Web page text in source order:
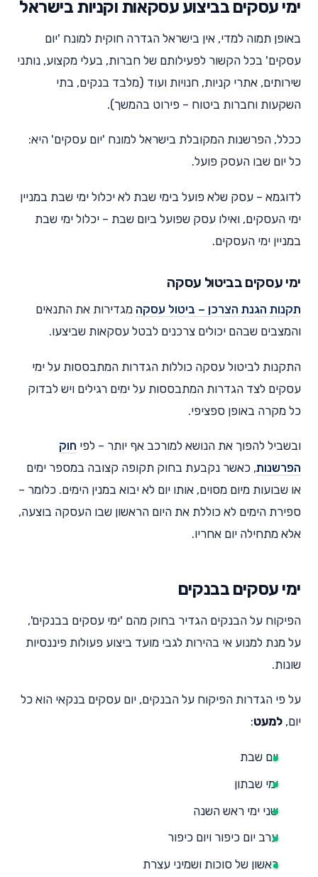
ימי עסקים בביצוע עסקאות וקניות בישראל
באופן תמוה למדי, אין בישראל הגדרה חוקית למונח 'יום
עסקים' בכל הקשור לפעילותם של חברות, בעלי מקצוע, נותני
שירותים, אתרי קניות, חנויות ועוד (מלבד בנקים, בתי
השקעות וחברות ביטוח – פירוט בהמשך).
ככלל, הפרשנות המקובלת בישראל למונח 'יום עסקים' היא:
כל יום שבו העסק פועל.
לדוגמא – עסק שלא פועל בימי שבת לא יכלול ימי שבת במניין
ימי העסקים, ואילו עסק שפועל ביום שבת – יכלול ימי שבת
במניין ימי העסקים.
ימי עסקים בביטול עסקה
תקנות הגנת הצרכן – ביטול עסקה מגדירות את התנאים
והמצבים שבהם יכולים צרכנים לבטל עסקאות שביצעו.
התקנות לביטול עסקה כוללות הגדרות המתבססות על ימי
עסקים לצד הגדרות המתבססות על ימים רגילים ויש לבדוק
כל מקרה באופן ספציפי.
ובשביל להפוך את הנושא למורכב אף יותר – לפי חוק
הפרשנות, כאשר נקבעת בחוק תקופה קצובה במספר ימים
או שבועות מיום מסוים, אותו יום לא יבוא במנין הימים. כלומר –
ספירת הימים לא כוללת את היום הראשון שבו העסקה בוצעה,
אלא מתחילה יום אחריו.
ימי עסקים בבנקים
הפיקוח על הבנקים הגדיר בחוק מהם 'ימי עסקים בבנקים',
על מנת למנוע אי בהירות לגבי מועד ביצוע פעולות פיננסיות
שונות.
על פי הגדרות הפיקוח על הבנקים, יום עסקים בנקאי הוא כל
יום, למעט:
יום שבת
ימי שבתון
שני ימי ראש השנה
ערב יום כיפור ויום כיפור
ראשון של סוכות ושמיני עצרת